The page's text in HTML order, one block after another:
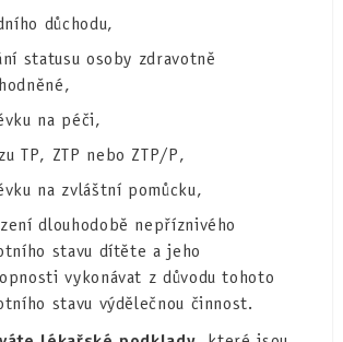
důchodu,
statusu osoby zdravotně
na péči,
TP, ZTP nebo ZTP/P,
na zvláštní pomůcku,
dlouhodobě nepříznivého
stavu dítěte a jeho
vykonávat z důvodu tohoto
stavu výdělečnou činnost.